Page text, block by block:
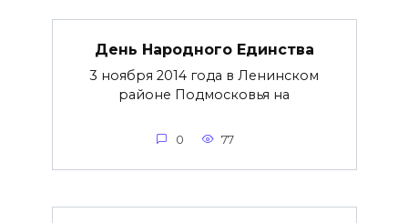
День Народного Единства
3 ноября 2014 года в Ленинском
районе Подмосковья на
0 77